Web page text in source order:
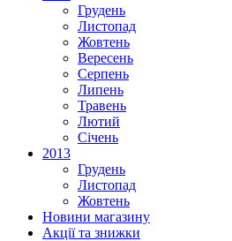
Грудень
Листопад
Жовтень
Вересень
Серпень
Липень
Травень
Лютий
Січень
2013
Грудень
Листопад
Жовтень
Новини магазину
Акції та знижки